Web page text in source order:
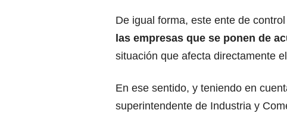
De igual forma, este ente de control
las empresas que se ponen de
situación que afecta directamente
En ese sentido, y teniendo en
superintendente de Industria y